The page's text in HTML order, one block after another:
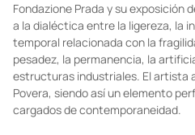
Fondazione Prada y su exposición
a la dialéctica entre la ligereza, la
temporal relacionada con la
pesadez, la permanencia, la
estructuras industriales. El artista
Povera, siendo así un elemento
cargados de contemporaneidad.